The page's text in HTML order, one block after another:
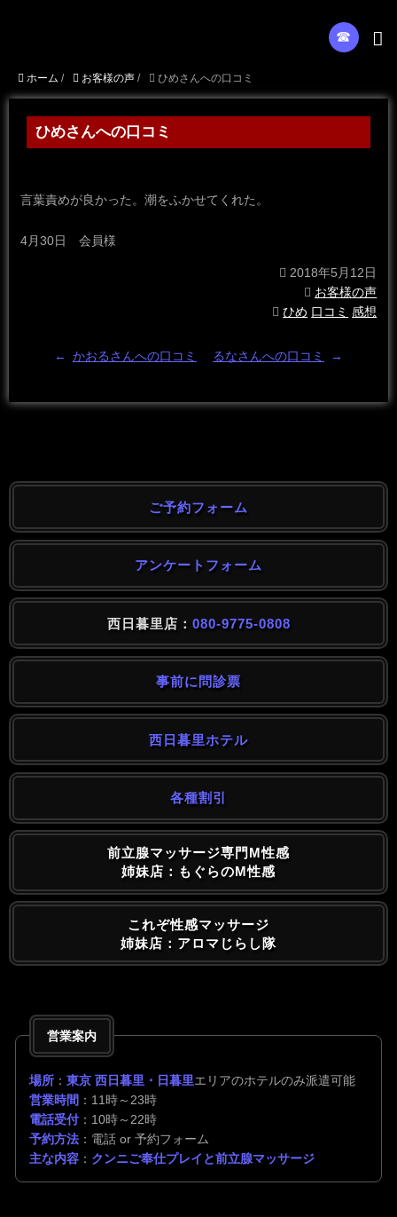
☎︎
ホーム / お客様の声 / ひめさんへの口コミ
ひめさんへの口コミ
言葉責めが良かった。潮をふかせてくれた。
4月30日 会員様
2018年5月12日
お客様の声
ひめ 口コミ 感想
← かおるさんへの口コミ るなさんへの口コミ →
ご予約フォーム
アンケートフォーム
西日暮里店： 080-9775-0808
事前に問診票
西日暮里ホテル
各種割引
前立腺マッサージ専門M性感
姉妹店：もぐらのM性感
これぞ性感マッサージ
姉妹店：アロマじらし隊
営業案内
場所 ： 東京 西日暮里・日暮里エリアのホテルのみ派遣可能
営業時間 ：11時～23時
電話受付：10時～22時
予約方法 ：電話 or 予約フォーム
主な内容 ： クンニご奉仕プレイと前立腺マッサージ